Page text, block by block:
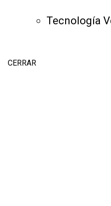
Tecnología
CERRAR